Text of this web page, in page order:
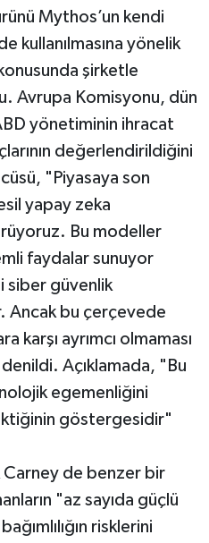
Mythos’un kendi
kullanılmasına yönelik
şirketle
Avrupa Komisyonu, dün
yönetiminin ihracat
değerlendirildiğini
"Piyasaya son
yapay zeka
Bu modeller
faydalar sunuyor
siber güvenlik
Ancak bu çerçevede
karşı ayrımcı olmaması
Açıklamada, "Bu
egemenliğini
göstergesidir"
Carney de benzer bir
"az sayıda güçlü
risklerini